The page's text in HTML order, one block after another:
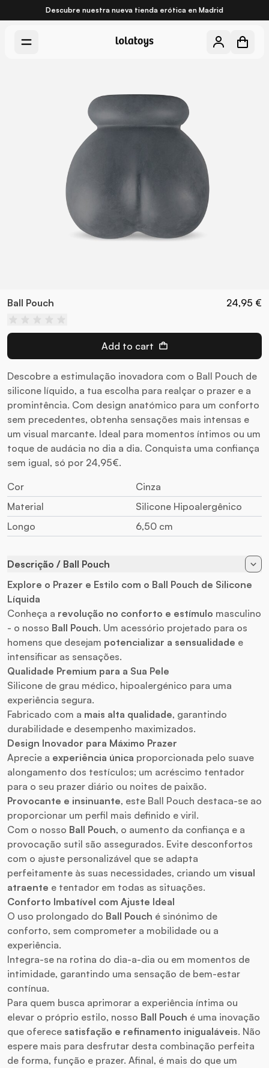
Descubre nuestra nueva tienda erótica en Madrid
Ball Pouch 24,95 €
Descobre a estimulação inovadora com o Ball Pouch de
silicone líquido, a tua escolha para realçar o prazer e a
promintência. Com design anatómico para um conforto
sem precedentes, obtenha sensações mais intensas e
um visual marcante. Ideal para momentos íntimos ou um
toque de audácia no dia a dia. Conquista uma confiança
sem igual, só por 24,95€.
Cor
Cinza
Material
Silicone Hipoalergênico
Longo
6,50 cm
Add to cart
Descrição / Ball Pouch
Explore o Prazer e Estilo com o Ball Pouch de Silicone
Líquida
Conheça a revolução no conforto e estímulo masculino
- o nosso Ball Pouch. Um acessório projetado para os
homens que desejam potencializar a sensualidade e
intensificar as sensações.
Qualidade Premium para a Sua Pele
Silicone de grau médico, hipoalergénico para uma
experiência segura.
Fabricado com a mais alta qualidade, garantindo
durabilidade e desempenho maximizados.
Design Inovador para Máximo Prazer
Aprecie a experiência única proporcionada pelo suave
alongamento dos testículos; um acréscimo tentador
para o seu prazer diário ou noites de paixão.
Provocante e insinuante, este Ball Pouch destaca-se ao
proporcionar um perfil mais definido e viril.
Com o nosso Ball Pouch, o aumento da confiança e a
provocação sutil são assegurados. Evite desconfortos
com o ajuste personalizável que se adapta
perfeitamente às suas necessidades, criando um visual
atraente e tentador em todas as situações.
Conforto Imbatível com Ajuste Ideal
O uso prolongado do Ball Pouch é sinónimo de
conforto, sem comprometer a mobilidade ou a
experiência.
Integra-se na rotina do dia-a-dia ou em momentos de
intimidade, garantindo uma sensação de bem-estar
contínua.
Para quem busca aprimorar a experiência íntima ou
elevar o próprio estilo, nosso Ball Pouch é uma inovação
que oferece satisfação e refinamento inigualáveis. Não
espere mais para desfrutar desta combinação perfeita
de forma, função e prazer. Afinal, é mais do que um